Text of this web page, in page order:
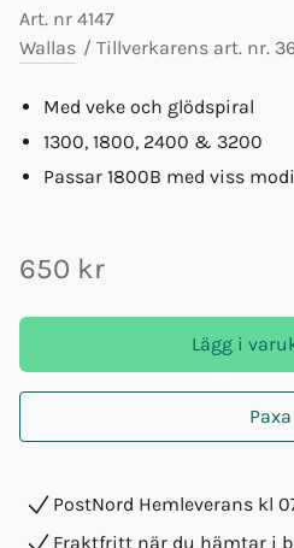
Art. nr 4147
Wallas / Tillverkarens art. nr.
Med veke och glödspiral
1300, 1800, 2400 & 3200
Passar 1800B med viss
650 kr
Lägg i
Paxa
PostNord Hemleverans kl
Fraktfritt när du hämtar i